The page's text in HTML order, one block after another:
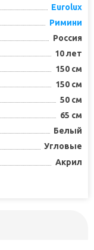
Eurolux
Римини
Россия
10 лет
150 см
150 см
50 см
65 см
Белый
Угловые
Акрил